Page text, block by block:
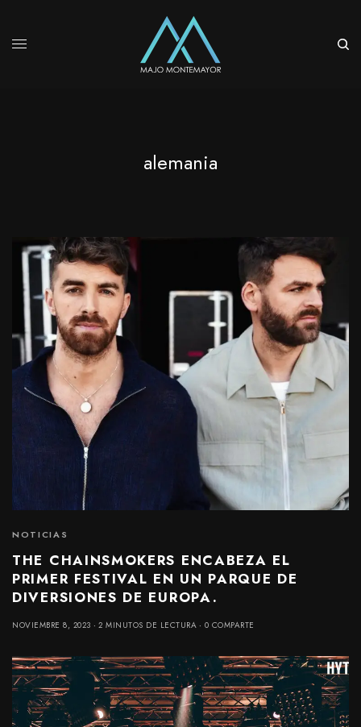
alemania
NOTICIAS
THE CHAINSMOKERS ENCABEZA EL
PRIMER FESTIVAL EN UN PARQUE DE
DIVERSIONES DE EUROPA.
NOVIEMBRE 8, 2023 2 MINUTOS DE LECTURA 0 COMPARTE